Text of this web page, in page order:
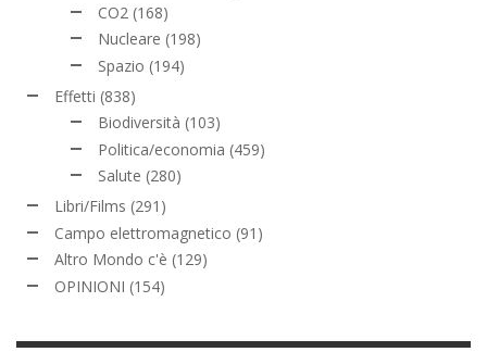
CO2 (168)
Nucleare (198)
Spazio (194)
Effetti (838)
Biodiversità (103)
Politica/economia (459)
Salute (280)
Libri/Films (291)
Campo elettromagnetico (91)
Altro Mondo c'è (129)
OPINIONI (154)